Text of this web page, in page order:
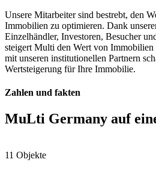
Unsere Mitarbeiter sind bestrebt, den
Immobilien zu optimieren. Dank
Einzelhändler, Investoren, Besucher
steigert Multi den Wert von Immobilien
mit unseren institutionellen Partnern
Wertsteigerung für Ihre Immobilie.
Zahlen und fakten
MuLti Germany auf
11 Objekte